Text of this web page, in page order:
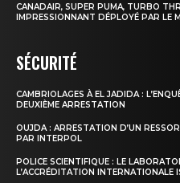
CANADAIR, SUPER PUMA, TURBO
IMPRESSIONNANT DÉPLOYÉ PAR LE
SÉCURITÉ
CAMBRIOLAGES À EL JADIDA :
DEUXIÈME ARRESTATION
OUJDA : ARRESTATION D’UN
PAR INTERPOL
POLICE SCIENTIFIQUE : LE
L’ACCRÉDITATION INTERNATIONALE